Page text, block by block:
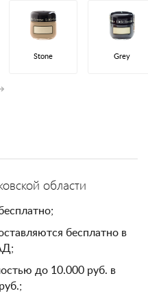
Stone Grey
области
бесплатно в
до 10.000 руб. в